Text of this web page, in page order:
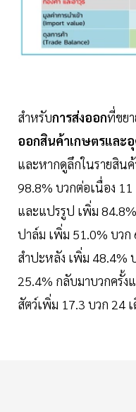
สำหรับการส่งออกที่ขย
ออกสินค้าเกษตรและ
และหากดูลึกในรายสิน
98.8% บวกต่อเนื่อง
และแปรรูป เพิ่ม
ปาล์ม เพิ่ม 51.0% บว
สำปะหลัง เพิ่ม 48.4%
25.4% กลับมาบวกครั้ง
สัตว์เพิ่ม 17.3 บวก 24